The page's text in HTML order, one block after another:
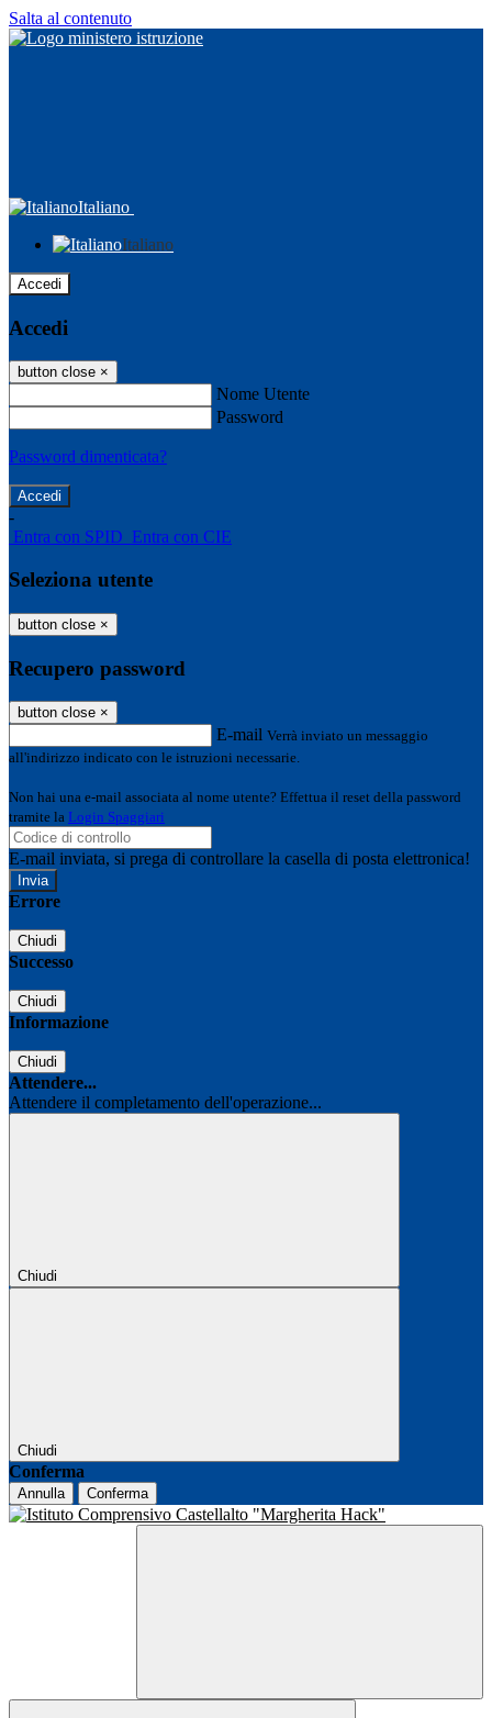
Salta al contenuto
Italiano
Italiano
Accedi
Accedi
button close ×
Nome Utente
Password
Password dimenticata?
-
Entra con SPID Entra con CIE
Seleziona utente
button close ×
Recupero password
button close ×
E-mail Verrà inviato un messaggio
all'indirizzo indicato con le istruzioni necessarie.
Non hai una e-mail associata al nome utente? Effettua il reset della password
tramite la Login Spaggiari
E-mail inviata, si prega di controllare la casella di posta elettronica!
Errore
Chiudi
Successo
Chiudi
Informazione
Chiudi
Attendere...
Attendere il completamento dell'operazione...
Chiudi
Chiudi
Conferma
Annulla Conferma